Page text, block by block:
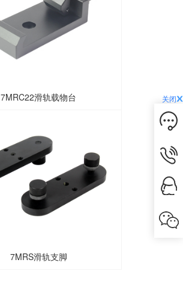
7MRC22滑轨载物台
7MRS滑轨支脚
关闭